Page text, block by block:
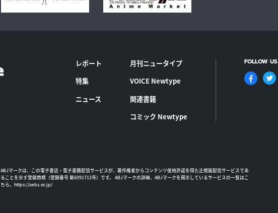
レポート
特集
ニュース
月刊ニュータイプ
VOICE Newtype
関連書籍
コミック Newtype
FOLLOW US
ABJマークは、この電子書店・電子書籍配信サービスが、著作権者からコンテンツ使用許諾を得た正規版配信サービスであ
ることを示す登録商標（登録番号 第6091713号）です。 ABJマークの詳細、ABJマークを掲示しているサービスの一覧はこ
ちら。 https://aebs.or.jp/